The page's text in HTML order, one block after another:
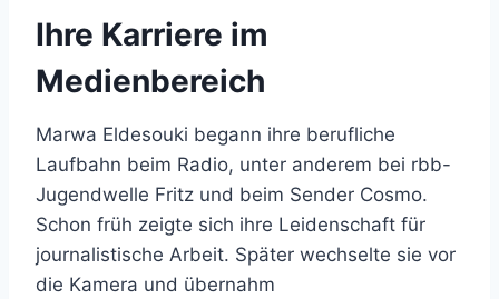
Ihre Karriere im
Medienbereich
Marwa Eldesouki begann ihre berufliche
Laufbahn beim Radio, unter anderem bei rbb-
Jugendwelle Fritz und beim Sender Cosmo.
Schon früh zeigte sich ihre Leidenschaft für
journalistische Arbeit. Später wechselte sie vor
die Kamera und übernahm